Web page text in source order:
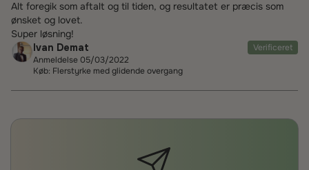
Alt foregik som aftalt og til tiden, og resultatet er præcis som
ønsket og lovet.
Super løsning!
Ivan Demat
Verificeret
Anmeldelse 05/03/2022
Køb: Flerstyrke med glidende overgang